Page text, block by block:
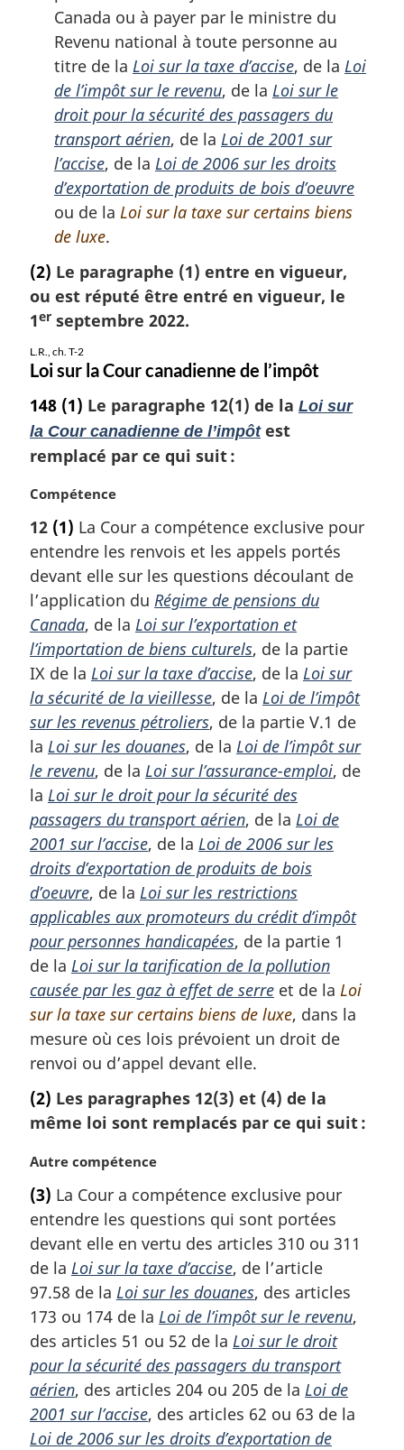
Canada ou à payer par le ministre du
Revenu national à toute personne au
titre de la Loi sur la taxe d’accise, de la Loi
de l’impôt sur le revenu, de la Loi sur le
droit pour la sécurité des passagers du
transport aérien, de la Loi de 2001 sur
l’accise, de la Loi de 2006 sur les droits
d’exportation de produits de bois d’oeuvre
ou de la Loi sur la taxe sur certains biens
de luxe.
(2) Le paragraphe (1) entre en vigueur,
ou est réputé être entré en vigueur, le
1er septembre 2022.
L.R., ch. T-2
Loi sur la Cour canadienne de l’impôt
148 (1) Le paragraphe 12(1) de la Loi sur
la Cour canadienne de l’impôtest
remplacé par ce qui suit :
N
t
e
m
a
g
i
n
a
e
:
Compétence
12 (1) La Cour a compétence exclusive pour
entendre les renvois et les appels portés
devant elle sur les questions découlant de
l’application du Régime de pensions du
Canada, de la Loi sur l’exportation et
l’importation de biens culturels, de la partie
IX de la Loi sur la taxe d’accise, de la Loi sur
la sécurité de la vieillesse, de la Loi de l’impôt
sur les revenus pétroliers, de la partie V.1 de
la Loi sur les douanes, de la Loi de l’impôt sur
le revenu, de la Loi sur l’assurance-emploi, de
la Loi sur le droit pour la sécurité des
passagers du transport aérien, de la Loi de
2001 sur l’accise, de la Loi de 2006 sur les
droits d’exportation de produits de bois
d’oeuvre, de la Loi sur les restrictions
applicables aux promoteurs du crédit d’impôt
pour personnes handicapées, de la partie 1
de la Loi sur la tarification de la pollution
causée par les gaz à effet de serre et de la Loi
sur la taxe sur certains biens de luxe, dans la
mesure où ces lois prévoient un droit de
renvoi ou d’appel devant elle.
(2) Les paragraphes 12(3) et (4) de la
même loi sont remplacés par ce qui suit :
N
t
e
m
a
r
g
i
n
a
l
e
:
Autre compétence
(3) La Cour a compétence exclusive pour
entendre les questions qui sont portées
devant elle en vertu des articles 310 ou 311
de la Loi sur la taxe d’accise, de l’article
97.58 de la Loi sur les douanes, des articles
173 ou 174 de la Loi de l’impôt sur le revenu,
des articles 51 ou 52 de la Loi sur le droit
pour la sécurité des passagers du transport
aérien, des articles 204 ou 205 de la Loi de
2001 sur l’accise, des articles 62 ou 63 de la
Loi de 2006 sur les droits d’exportation de